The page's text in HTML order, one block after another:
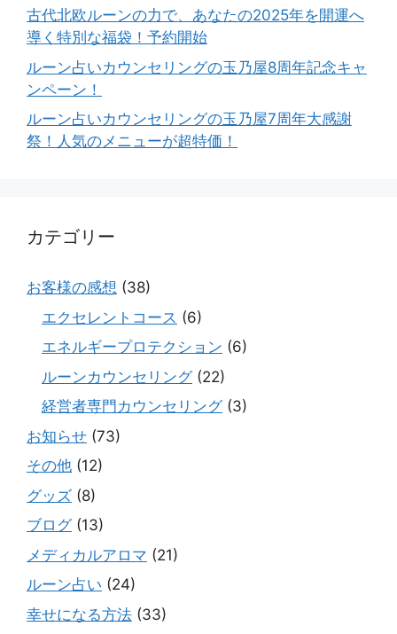
古代北欧ルーンの力で、あなたの2025年を開運へ
導く特別な福袋！予約開始
ルーン占いカウンセリングの玉乃屋8周年記念キャ
ンペーン！
ルーン占いカウンセリングの玉乃屋7周年大感謝
祭！人気のメニューが超特価！
カテゴリー
お客様の感想 (38)
エクセレントコース (6)
エネルギープロテクション (6)
ルーンカウンセリング(22)
経営者専門カウンセリング(3)
お知らせ (73)
その他 (12)
グッズ (8)
ブログ(13)
メディカルアロマ (21)
ルーン占い (24)
幸せになる方法 (33)